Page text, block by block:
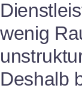
wenig
Deshalb